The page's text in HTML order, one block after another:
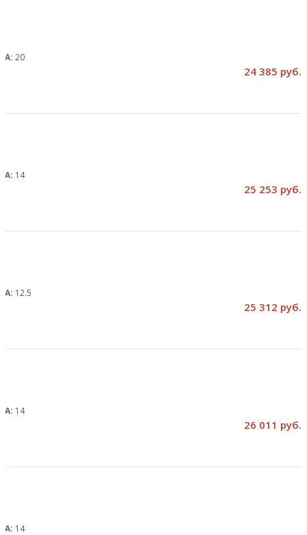
А: 20
24 385 руб.
А: 14
25 253 руб.
А: 12.5
25 312 руб.
А: 14
26 011 руб.
А: 14